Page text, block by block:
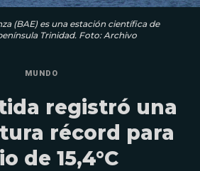
(BAE) es una estación científica de
Trinidad. Foto: Archivo
MUNDO
registró una
récord para
de 15,4°C